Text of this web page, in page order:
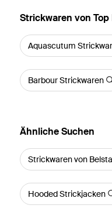
Strickwaren von Top
Aquascutum
Barbour Strickwaren
Ähnliche Suchen
Strickwaren von
Hooded Strickjacken